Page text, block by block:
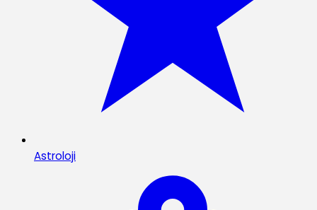
Astroloji